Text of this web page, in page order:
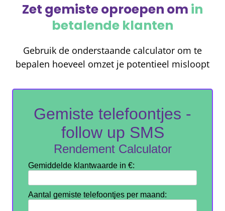
Zet gemiste oproepen om in
betalende klanten
Gebruik de onderstaande calculator om te
bepalen hoeveel omzet je potentieel misloopt
Gemiste telefoontjes -
follow up SMS
Rendement Calculator
Gemiddelde klantwaarde in €:
Aantal gemiste telefoontjes per maand: